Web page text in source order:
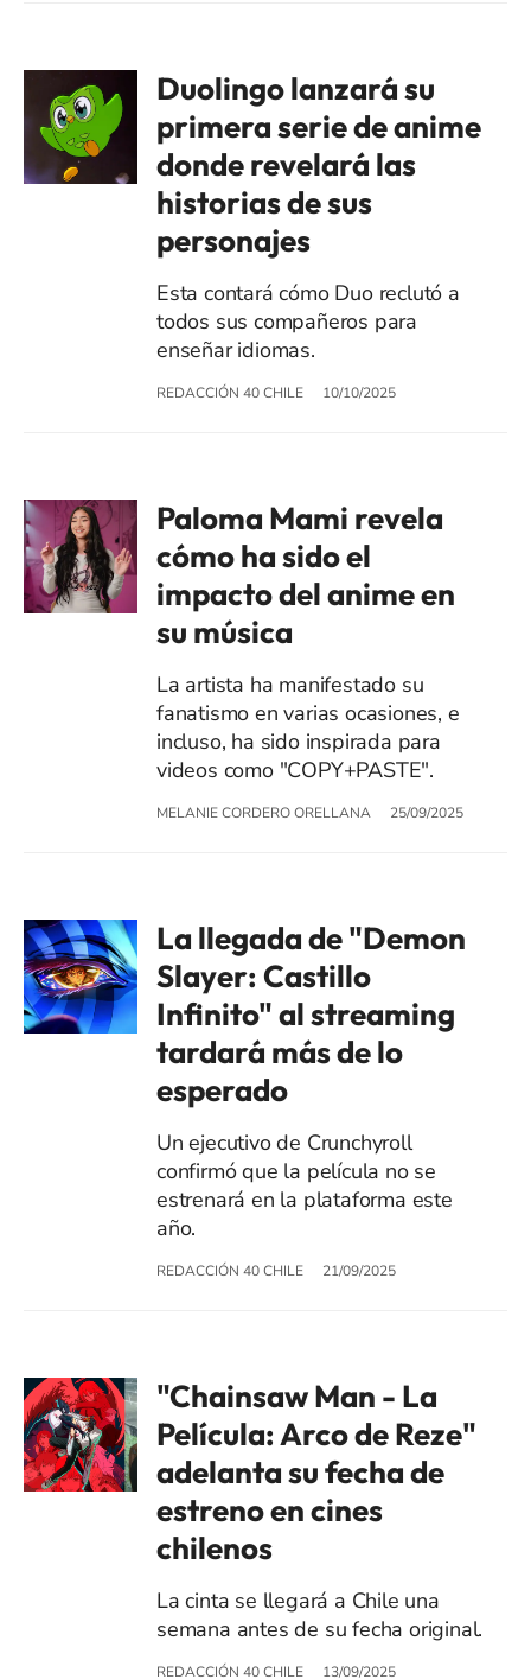
Duolingo lanzará su
primera serie de anime
donde revelará las
historias de sus
personajes
Esta contará cómo Duo reclutó a
todos sus compañeros para
enseñar idiomas.
REDACCIÓN 40 CHILE 10/10/2025
Paloma Mami revela
cómo ha sido el
impacto del anime en
su música
La artista ha manifestado su
fanatismo en varias ocasiones, e
incluso, ha sido inspirada para
videos como "COPY+PASTE".
MELANIE CORDERO ORELLANA 25/09/2025
La llegada de "Demon
Slayer: Castillo
Infinito" al streaming
tardará más de lo
esperado
Un ejecutivo de Crunchyroll
confirmó que la película no se
estrenará en la plataforma este
año.
REDACCIÓN 40 CHILE 21/09/2025
"Chainsaw Man - La
Película: Arco de Reze"
adelanta su fecha de
estreno en cines
chilenos
La cinta se llegará a Chile una
semana antes de su fecha original.
REDACCIÓN 40 CHILE 13/09/2025